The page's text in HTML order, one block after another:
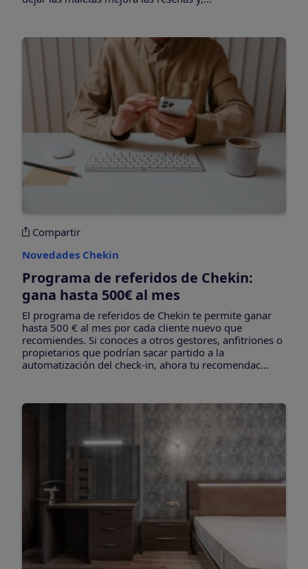
Compartir
Novedades Chekin
Programa de referidos de Chekin:
gana hasta 500€ al mes
El programa de referidos de Chekin te permite ganar
hasta 500 € al mes por cada cliente nuevo que
recomiendes. Si conoces a otros gestores, anfitriones o
propietarios que podrían sacar partido a la
automatización del check-in, ahora tu recomendac...